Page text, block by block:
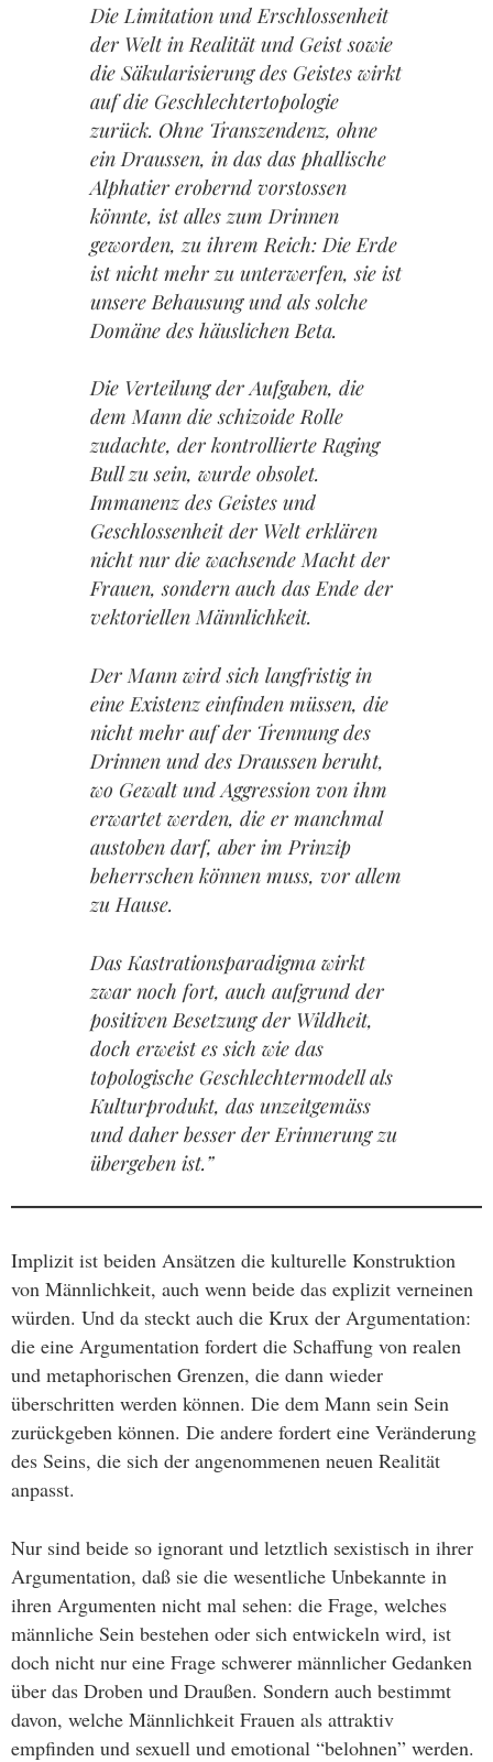
Die Limitation und Erschlossenheit
der Welt in Realität und Geist sowie
die Säkularisierung des Geistes wirkt
auf die Geschlechtertopologie
zurück. Ohne Transzendenz, ohne
ein Draussen, in das das phallische
Alphatier erobernd vorstossen
könnte, ist alles zum Drinnen
geworden, zu ihrem Reich: Die Erde
ist nicht mehr zu unterwerfen, sie ist
unsere Behausung und als solche
Domäne des häuslichen Beta.
Die Verteilung der Aufgaben, die
dem Mann die schizoide Rolle
zudachte, der kontrollierte Raging
Bull zu sein, wurde obsolet.
Immanenz des Geistes und
Geschlossenheit der Welt erklären
nicht nur die wachsende Macht der
Frauen, sondern auch das Ende der
vektoriellen Männlichkeit.
Der Mann wird sich langfristig in
eine Existenz einfinden müssen, die
nicht mehr auf der Trennung des
Drinnen und des Draussen beruht,
wo Gewalt und Aggression von ihm
erwartet werden, die er manchmal
austoben darf, aber im Prinzip
beherrschen können muss, vor allem
zu Hause.
Das Kastrationsparadigma wirkt
zwar noch fort, auch aufgrund der
positiven Besetzung der Wildheit,
doch erweist es sich wie das
topologische Geschlechtermodell als
Kulturprodukt, das unzeitgemäss
und daher besser der Erinnerung zu
übergeben ist.”
Implizit ist beiden Ansätzen die kulturelle Konstruktion
von Männlichkeit, auch wenn beide das explizit verneinen
würden. Und da steckt auch die Krux der Argumentation:
die eine Argumentation fordert die Schaffung von realen
und metaphorischen Grenzen, die dann wieder
überschritten werden können. Die dem Mann sein Sein
zurückgeben können. Die andere fordert eine Veränderung
des Seins, die sich der angenommenen neuen Realität
anpasst.
Nur sind beide so ignorant und letztlich sexistisch in ihrer
Argumentation, daß sie die wesentliche Unbekannte in
ihren Argumenten nicht mal sehen: die Frage, welches
männliche Sein bestehen oder sich entwickeln wird, ist
doch nicht nur eine Frage schwerer männlicher Gedanken
über das Droben und Draußen. Sondern auch bestimmt
davon, welche Männlichkeit Frauen als attraktiv
empfinden und sexuell und emotional “belohnen” werden.